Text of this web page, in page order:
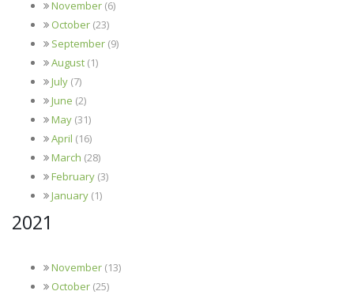
November (6)
October (23)
September (9)
August (1)
July (7)
June (2)
May (31)
April (16)
March (28)
February (3)
January (1)
2021
November (13)
October (25)